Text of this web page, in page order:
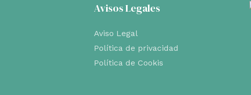
Avisos Legales
Aviso Legal
Política de privacidad
Política de Cookis